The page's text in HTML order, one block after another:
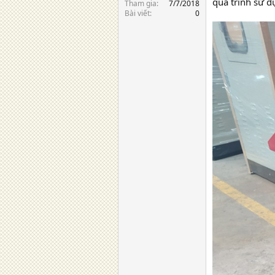
Tham gia
7/7/2018
Bài viết
0